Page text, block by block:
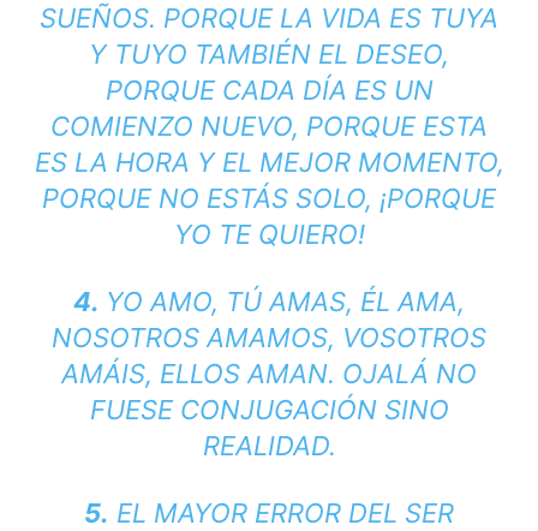
SUEÑOS. PORQUE LA VIDA ES TUYA
Y TUYO TAMBIÉN EL DESEO,
PORQUE CADA DÍA ES UN
COMIENZO NUEVO, PORQUE ESTA
ES LA HORA Y EL MEJOR MOMENTO,
PORQUE NO ESTÁS SOLO, ¡PORQUE
YO TE QUIERO!
4. YO AMO, TÚ AMAS, ÉL AMA,
NOSOTROS AMAMOS, VOSOTROS
AMÁIS, ELLOS AMAN. OJALÁ NO
FUESE CONJUGACIÓN SINO
REALIDAD.
5. EL MAYOR ERROR DEL SER